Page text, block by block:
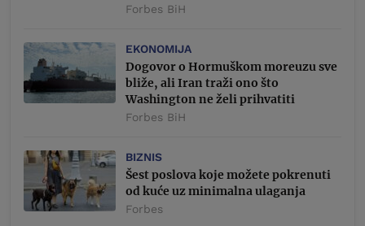
Forbes BiH
EKONOMIJA
Dogovor o Hormuškom moreuzu sve
bliže, ali Iran traži ono što
Washington ne želi prihvatiti
Forbes BiH
BIZNIS
Šest poslova koje možete pokrenuti
od kuće uz minimalna ulaganja
Forbes